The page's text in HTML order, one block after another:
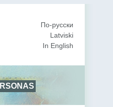
По-русски
Latviski
In English